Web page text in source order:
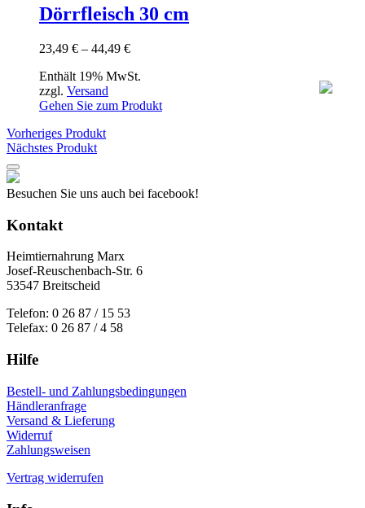
weist
mehrere
auf
Dörrfleisch 30 cm
23,49 € – 44,49 €Preisspanne:
bis
Enthält 19% MwSt.
zzgl. Versand
Gehen Sie zum Produkt
Vorheriges Produkt
Nächstes Produkt
Besuchen Sie uns auch bei facebook!
Kontakt
Heimtiernahrung Marx
Josef-Reuschenbach-Str. 6
53547 Breitscheid
Telefon: 0 26 87 / 15 53
Telefax: 0 26 87 / 4 58
Hilfe
Bestell- und Zahlungsbedingungen
Händleranfrage
Versand & Lieferung
Widerruf
Zahlungsweisen
Vertrag widerrufen